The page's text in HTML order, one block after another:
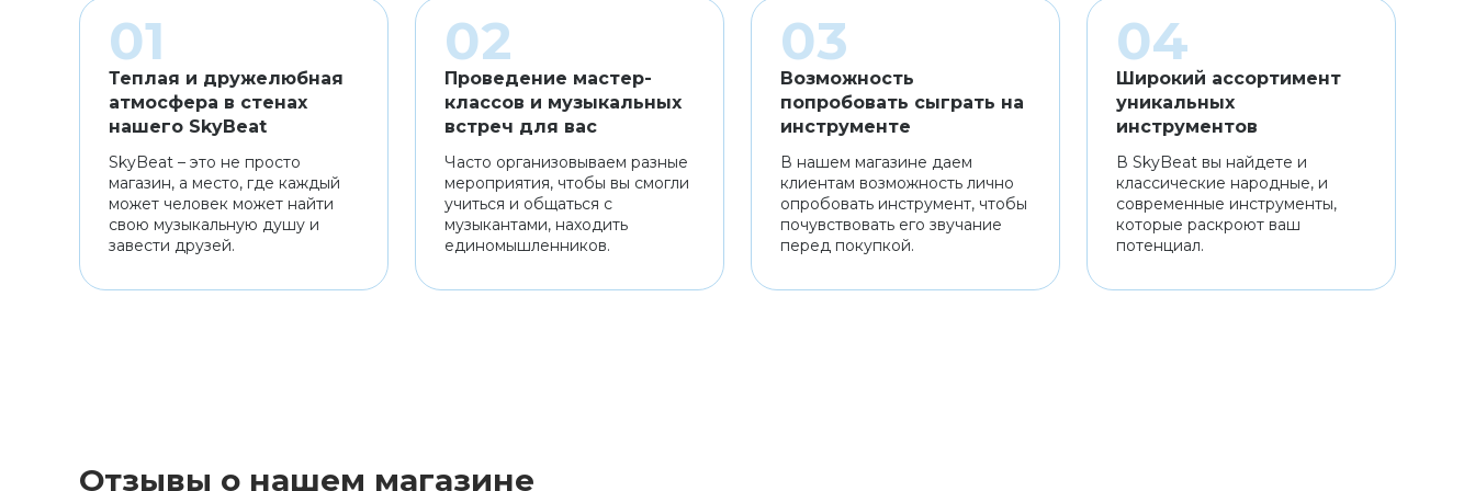
Теплая и дружелюбная
атмосфера в стенах
нашего SkyBeat
SkyBeat – это не просто
магазин, а место, где каждый
может человек может найти
свою музыкальную душу и
завести друзей.
Проведение мастер-
классов и музыкальных
встреч для вас
Часто организовываем разные
мероприятия, чтобы вы смогли
учиться и общаться с
музыкантами, находить
единомышленников.
Возможность
попробовать сыграть на
инструменте
В нашем магазине даем
клиентам возможность лично
опробовать инструмент, чтобы
почувствовать его звучание
перед покупкой.
Широкий ассортимент
уникальных
инструментов
В SkyBeat вы найдете и
классические народные, и
современные инструменты,
которые раскроют ваш
потенциал.
Отзывы о нашем магазине